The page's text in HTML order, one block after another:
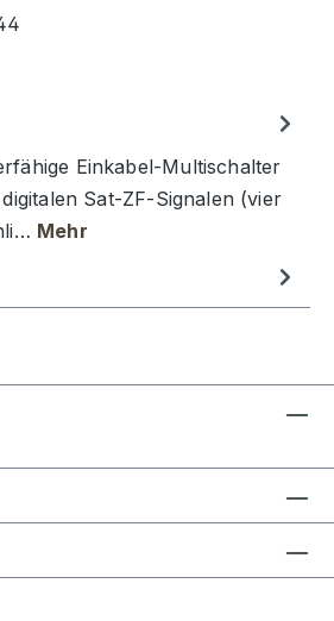
Einkabel-Multischalter
Sat-ZF-Signalen (vier
Mehr